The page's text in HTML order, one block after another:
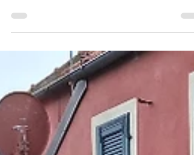
borgo dove vi sembrerà di vivere una fiaba.